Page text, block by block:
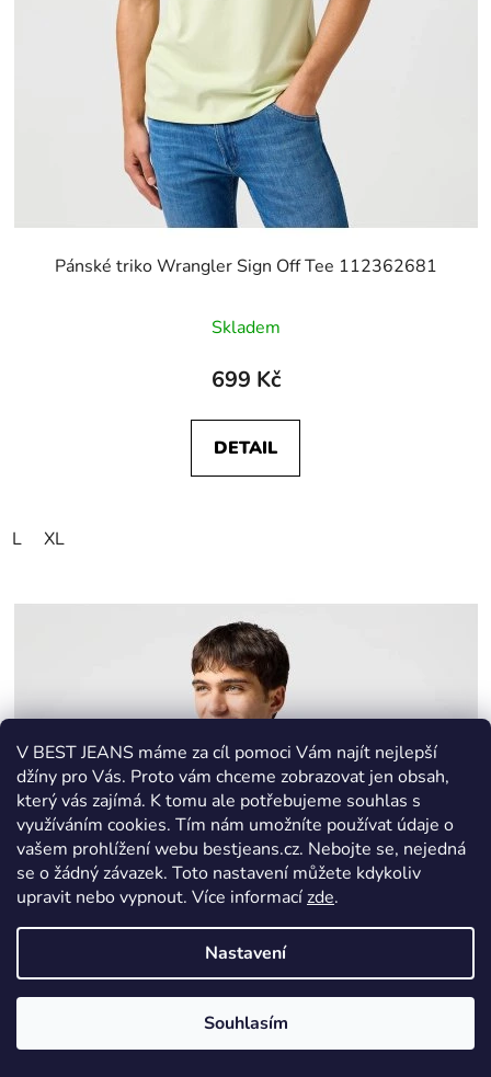
V BEST JEANS máme za cíl pomoci Vám najít nejlepší
džíny pro Vás. Proto vám chceme zobrazovat jen obsah,
který vás zajímá. K tomu ale potřebujeme souhlas s
využíváním cookies. Tím nám umožníte používat údaje o
vašem prohlížení webu bestjeans.cz. Nebojte se, nejedná
se o žádný závazek. Toto nastavení můžete kdykoliv
upravit nebo vypnout. Více informacízde.
Nastavení
Souhlasím
Pánské triko Wrangler Sign Off Tee 112362681
Skladem
699 Kč
DETAIL
L XL